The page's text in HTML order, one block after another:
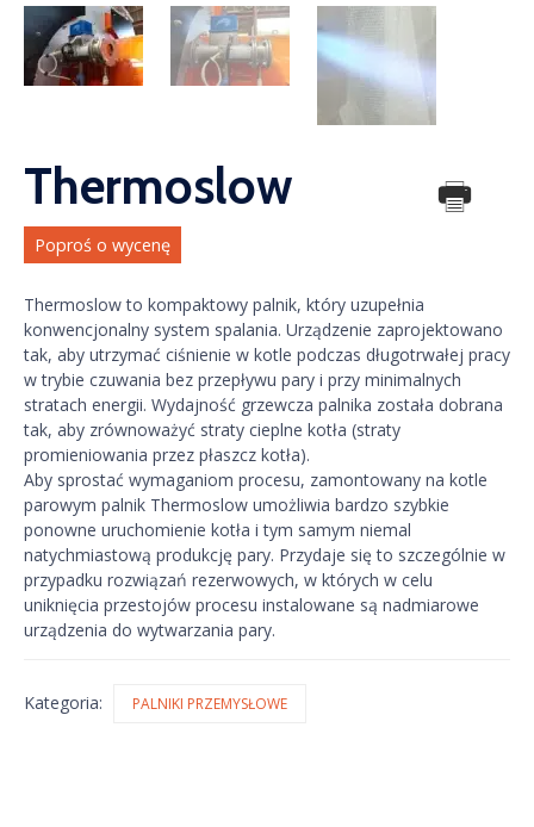
Thermoslow
Poproś o wycenę
Thermoslow to kompaktowy palnik, który uzupełnia
konwencjonalny system spalania. Urządzenie zaprojektowano
tak, aby utrzymać ciśnienie w kotle podczas długotrwałej pracy
w trybie czuwania bez przepływu pary i przy minimalnych
stratach energii. Wydajność grzewcza palnika została dobrana
tak, aby zrównoważyć straty cieplne kotła (straty
promieniowania przez płaszcz kotła).
Aby sprostać wymaganiom procesu, zamontowany na kotle
parowym palnik Thermoslow umożliwia bardzo szybkie
ponowne uruchomienie kotła i tym samym niemal
natychmiastową produkcję pary. Przydaje się to szczególnie w
przypadku rozwiązań rezerwowych, w których w celu
uniknięcia przestojów procesu instalowane są nadmiarowe
urządzenia do wytwarzania pary.
Kategoria: PALNIKI PRZEMYSŁOWE